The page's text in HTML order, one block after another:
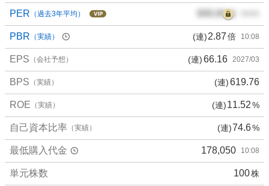
%
様
子
見
3
0
%
売
り
た
い
0
PER （過去3年平均） 000.00倍
PBR （実績） (連)2.87倍 10:08
EPS （会社予想） (連)66.16 2027/03
BPS （実績） (連)619.76
ROE （実績） (連)11.52%
自己資本比率 （実績） (連)74.6%
最低購入代金 178,050 10:08
単元株数 100株